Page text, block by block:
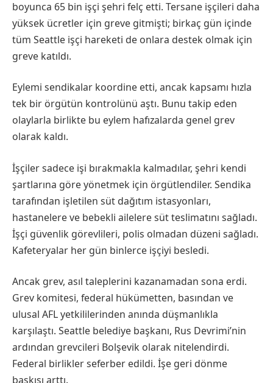
boyunca 65 bin işçi şehri felç etti. Tersane işçileri daha
yüksek ücretler için greve gitmişti; birkaç gün içinde
tüm Seattle işçi hareketi de onlara destek olmak için
greve katıldı.
Eylemi sendikalar koordine etti, ancak kapsamı hızla
tek bir örgütün kontrolünü aştı. Bunu takip eden
olaylarla birlikte bu eylem hafızalarda genel grev
olarak kaldı.
İşçiler sadece işi bırakmakla kalmadılar, şehri kendi
şartlarına göre yönetmek için örgütlendiler. Sendika
tarafından işletilen süt dağıtım istasyonları,
hastanelere ve bebekli ailelere süt teslimatını sağladı.
İşçi güvenlik görevlileri, polis olmadan düzeni sağladı.
Kafeteryalar her gün binlerce işçiyi besledi.
Ancak grev, asıl taleplerini kazanamadan sona erdi.
Grev komitesi, federal hükümetten, basından ve
ulusal AFL yetkililerinden anında düşmanlıkla
karşılaştı. Seattle belediye başkanı, Rus Devrimi’nin
ardından grevcileri Bolşevik olarak nitelendirdi.
Federal birlikler seferber edildi. İşe geri dönme
baskısı arttı.